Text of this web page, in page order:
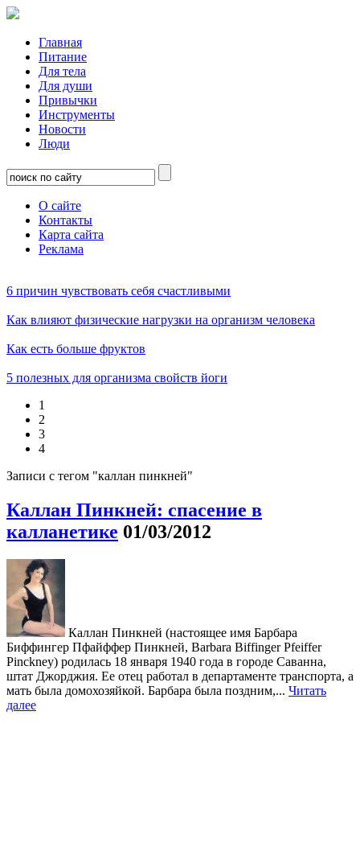
Главная
Питание
Для тела
Для души
Привычки
Инструменты
Новости
Люди
О сайте
Контакты
Карта сайта
Реклама
6 причин чувствовать себя счастливыми
Как влияют физические нагрузки на организм человека
Как есть больше фруктов
5 полезных для организма свойств йоги
1
2
3
4
Записи с тегом "каллан пинкней"
Каллан Пинкней: спасение в
калланетике 01/03/2012
Каллан Пинкней (настоящее имя Барбара
Биффингер Пфайффер Пинкней, Barbara Biffinger Pfeiffer
Pinckney) родилась 18 января 1940 года в городе Саванна,
штат Джорджия. Ее отец работал в департаменте транспорта, а
мать была домохозяйкой. Барбара была поздним,... Читать
далее